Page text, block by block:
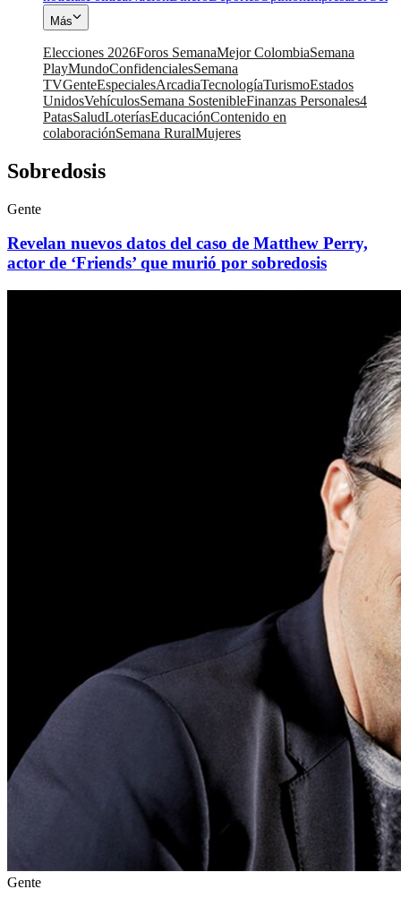
Más
Elecciones 2026Foros SemanaMejor ColombiaSemana
PlayMundoConfidencialesSemana
TVGenteEspecialesArcadiaTecnologíaTurismoEstados
UnidosVehículosSemana SostenibleFinanzas Personales4
PatasSaludLoteríasEducaciónContenido en
colaboraciónSemana RuralMujeres
Sobredosis
Gente
Revelan nuevos datos del caso de Matthew Perry,
actor de ‘Friends’ que murió por sobredosis
Gente